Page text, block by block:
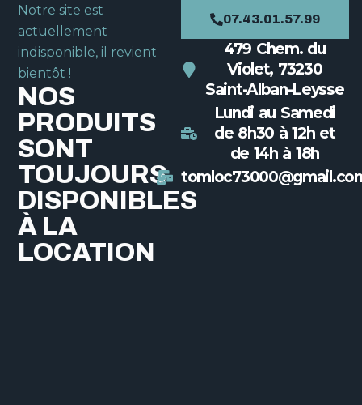
Notre site est
actuellement
indisponible, il revient
bientôt !
NOS
PRODUITS
SONT
TOUJOURS
DISPONIBLES
À LA
LOCATION
07.43.01.57.99
479 Chem. du
Violet, 73230
Saint-Alban-Leysse
Lundi au Samedi
de 8h30 à 12h et
de 14h à 18h